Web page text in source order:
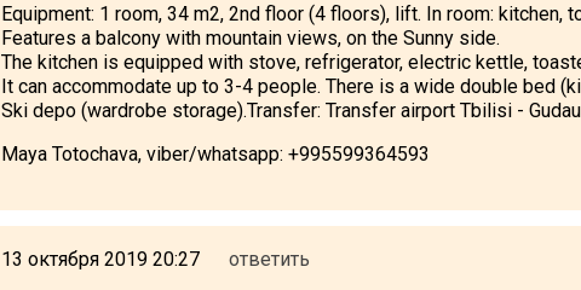
Equipment: 1 room, 34 m2, 2nd floor (4 floors), lift. In room: kitchen,
Features a balcony with mountain views, on the Sunny side.
The kitchen is equipped with stove, refrigerator, electric kettle,
It can accommodate up to 3-4 people. There is a wide double bed
Ski depo (wardrobe storage).Transfer: Transfer airport Tbilisi -
Maya Totochava, viber/whatsapp: +995599364593
13 октября 2019 20:27 ответить